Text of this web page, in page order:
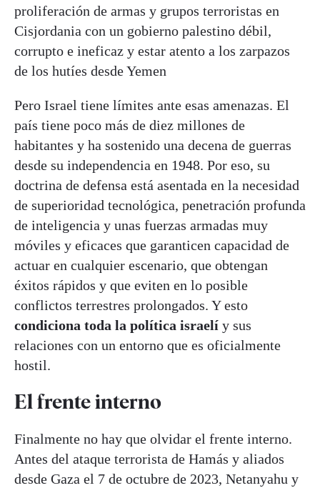
proliferación de armas y grupos terroristas en
Cisjordania con un gobierno palestino débil,
corrupto e ineficaz y estar atento a los zarpazos
de los hutíes desde Yemen
Pero Israel tiene límites ante esas amenazas. El
país tiene poco más de diez millones de
habitantes y ha sostenido una decena de guerras
desde su independencia en 1948. Por eso, su
doctrina de defensa está asentada en la necesidad
de superioridad tecnológica, penetración profunda
de inteligencia y unas fuerzas armadas muy
móviles y eficaces que garanticen capacidad de
actuar en cualquier escenario, que obtengan
éxitos rápidos y que eviten en lo posible
conflictos terrestres prolongados. Y esto
condiciona toda la política israelí y sus
relaciones con un entorno que es oficialmente
hostil.
El frente interno
Finalmente no hay que olvidar el frente interno.
Antes del ataque terrorista de Hamás y aliados
desde Gaza el 7 de octubre de 2023, Netanyahu y